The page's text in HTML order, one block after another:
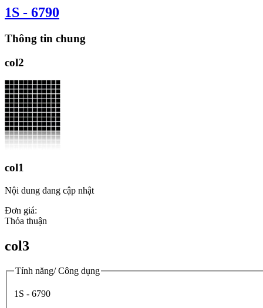
1S - 6790
Thông tin chung
col2
col1
Nội dung đang cập nhật
Đơn giá:
Thỏa thuận
col3
Tính năng/ Công dụng
1S - 6790